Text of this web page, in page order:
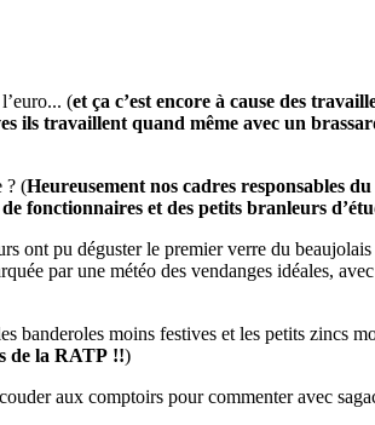
(et ça c’est encore à cause des
ils travaillent quand même avec un
? (Heureusement nos cadres responsables
fonctionnaires et des petits branleurs
ont pu déguster le premier verre du
par une météo des vendanges idéales,
moins festives et les petits zincs
de la RATP !!)
aux comptoirs pour commenter avec